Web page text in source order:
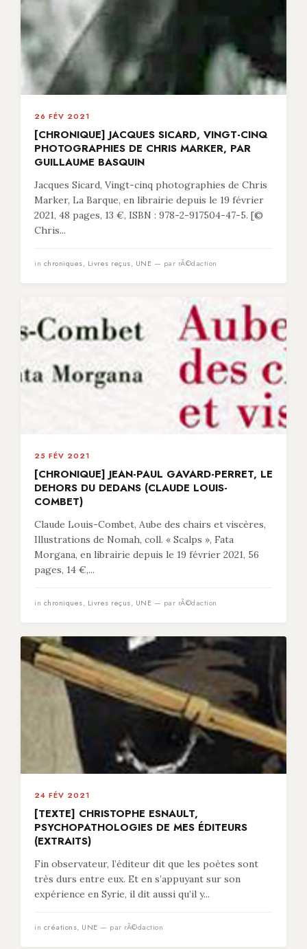
26 FÉV 2021
[CHRONIQUE] JACQUES SICARD, VINGT-CINQ
PHOTOGRAPHIES DE CHRIS MARKER, PAR
GUILLAUME BASQUIN
Jacques Sicard, Vingt-cinq photographies de Chris
Marker, La Barque, en librairie depuis le 19 février
2021, 48 pages, 13 €, ISBN : 978-2-917504-47-5. [©
Chris...
in chroniques, Livres reçus, UNE — par rÃ©daction
25 FÉV 2021
[CHRONIQUE] JEAN-PAUL GAVARD-PERRET, LE
DEHORS DU DEDANS (CLAUDE LOUIS-
COMBET)
Claude Louis-Combet, Aube des chairs et viscères,
Illustrations de Nomah, coll. « Scalps », Fata
Morgana, en librairie depuis le 19 février 2021, 56
pages, 14 €,...
in chroniques, Livres reçus, UNE — par rÃ©daction
24 FÉV 2021
[TEXTE] CHRISTOPHE ESNAULT,
PSYCHOPATHOLOGIES DE MES ÉDITEURS
(EXTRAITS)
Fin observateur, l’éditeur dit que les poètes sont
très durs entre eux. Et en s’appuyant sur son
expérience en Syrie, il dit aussi qu’il y...
in créations, UNE — par rÃ©daction